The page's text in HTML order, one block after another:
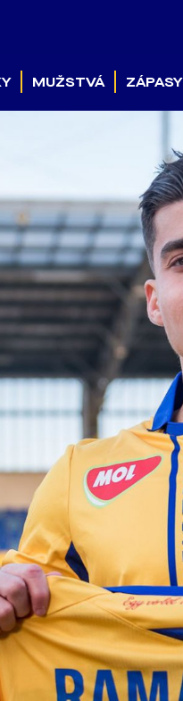
MUŽSTVÁ ZÁPASY